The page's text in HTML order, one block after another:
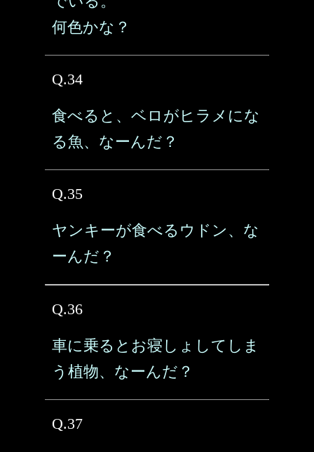
何色かな？
Q.34
食べると、ベロがヒラメにな
る魚、なーんだ？
Q.35
ヤンキーが食べるウドン、な
ーんだ？
Q.36
車に乗るとお寝しょしてしま
う植物、なーんだ？
Q.37